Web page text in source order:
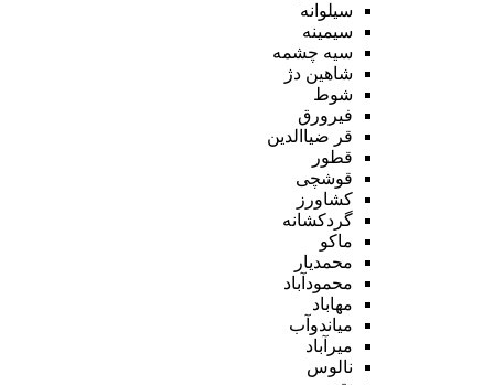
سیلوانه
سیمینه
سیه چشمه
شاهین دژ
شوط
فیرورق
قر ضیاالدین
قطور
قوشچی
کشاورز
گردکشانه
ماکو
محمدیار
محمودآباد
مهاباد
میاندوآب
میرآباد
نالوس